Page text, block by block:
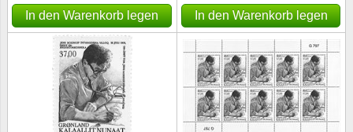
In den Warenkorb legen In den Warenkorb legen